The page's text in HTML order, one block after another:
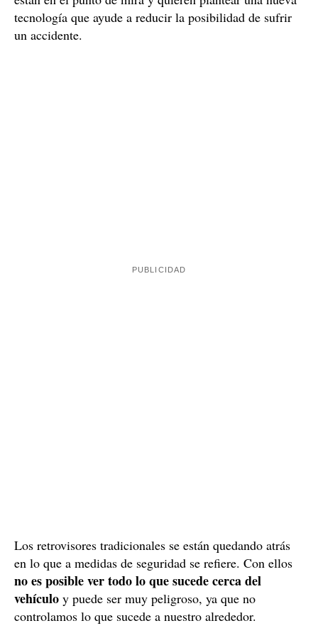
quiere hacer a medio plazo es la actualización del